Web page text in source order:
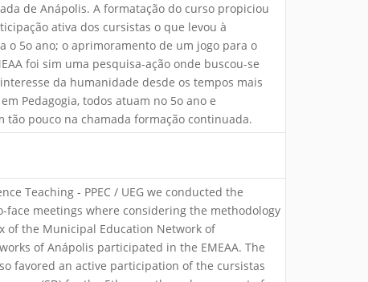
de Anápolis. A formatação do curso propiciou
ativa dos cursistas o que levou à
o 5o ano; o aprimoramento de um jogo para o
foi sim uma pesquisa-ação onde buscou-se
da humanidade desde os tempos mais
Pedagogia, todos atuam no 5o ano e
pouco na chamada formação continuada.
Teaching - PPEC / UEG we conducted the
face meetings where considering the methodology
of the Municipal Education Network of
of Anápolis participated in the EMEAA. The
favored an active participation of the cursistas